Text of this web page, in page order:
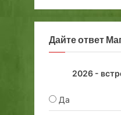
Дайте ответ
2026 -
Да